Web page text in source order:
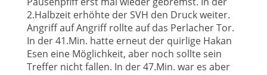
2.Halbzeit erhöhte der SVH den Druck weiter.
Angriff auf Angriff rollte auf das Perlacher Tor.
In der 41.Min. hatte erneut der quirlige Hakan
Esen eine Möglichkeit, aber noch sollte sein
Treffer nicht fallen. In der 47.Min. war es aber